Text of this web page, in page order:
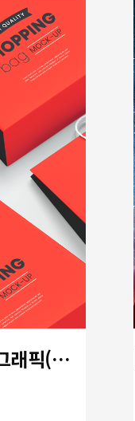
[방학특강 / 개강확정!!] 디지털그래픽(포토샵,일러스트)+GTQ,GTQi